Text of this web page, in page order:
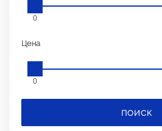
0
Цена
0
ПОИСК